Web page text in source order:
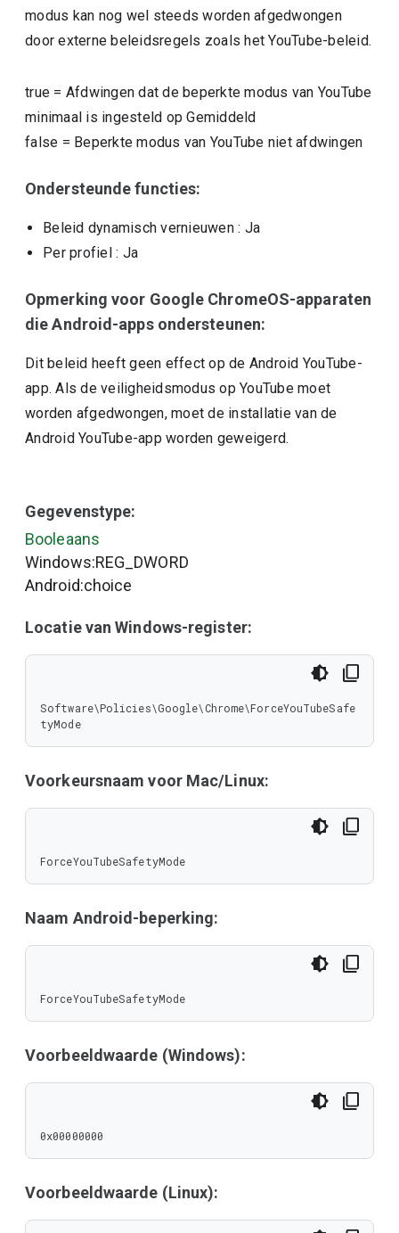
modus kan nog wel steeds worden afgedwongen
door externe beleidsregels zoals het YouTube-beleid.
true = Afdwingen dat de beperkte modus van YouTube
minimaal is ingesteld op Gemiddeld
false = Beperkte modus van YouTube niet afdwingen
Ondersteunde functies:
Beleid dynamisch vernieuwen : Ja
Per profiel : Ja
Opmerking voor Google ChromeOS-apparaten
die Android-apps ondersteunen:
Dit beleid heeft geen effect op de Android YouTube-
app. Als de veiligheidsmodus op YouTube moet
worden afgedwongen, moet de installatie van de
Android YouTube-app worden geweigerd.
Gegevenstype:
Booleaans
Windows:REG_DWORD
Android:choice
Locatie van Windows-register:
Software\Policies\Google\Chrome\ForceYouTubeSafe
tyMode
Voorkeursnaam voor Mac/Linux:
ForceYouTubeSafetyMode
Naam Android-beperking:
ForceYouTubeSafetyMode
Voorbeeldwaarde (Windows):
0x00000000
Voorbeeldwaarde (Linux):